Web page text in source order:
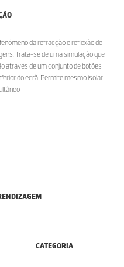
da refracção e reflexão de
Trata-se de uma simulação que
através de um conjunto de botões
do ecrã. Permite mesmo isolar
CATEGORIA